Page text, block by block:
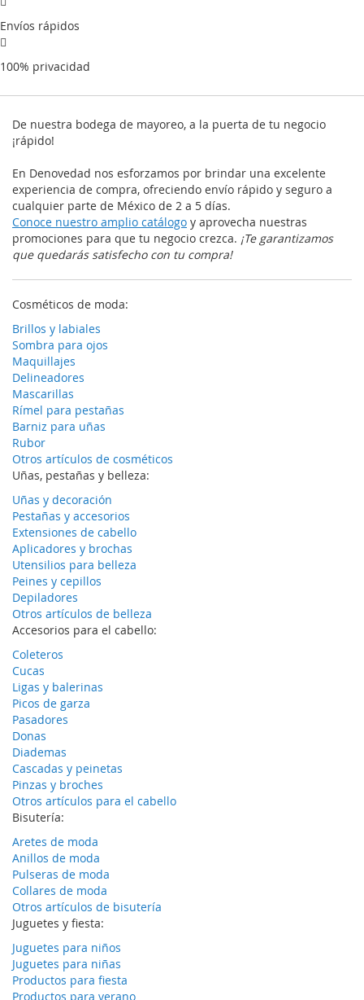
Envíos rápidos
100% privacidad
De nuestra bodega de mayoreo, a la puerta de tu negocio
¡rápido!
En Denovedad nos esforzamos por brindar una excelente
experiencia de compra, ofreciendo envío rápido y seguro a
cualquier parte de México de 2 a 5 días.
Conoce nuestro amplio catálogo y aprovecha nuestras
promociones para que tu negocio crezca. ¡Te garantizamos
que quedarás satisfecho con tu compra!
Cosméticos de moda:
Brillos y labiales
Sombra para ojos
Maquillajes
Delineadores
Mascarillas
Rímel para pestañas
Barniz para uñas
Rubor
Otros artículos de cosméticos
Uñas, pestañas y belleza:
Uñas y decoración
Pestañas y accesorios
Extensiones de cabello
Aplicadores y brochas
Utensilios para belleza
Peines y cepillos
Depiladores
Otros artículos de belleza
Accesorios para el cabello:
Coleteros
Cucas
Ligas y balerinas
Picos de garza
Pasadores
Donas
Diademas
Cascadas y peinetas
Pinzas y broches
Otros artículos para el cabello
Bisutería:
Aretes de moda
Anillos de moda
Pulseras de moda
Collares de moda
Otros artículos de bisutería
Juguetes y fiesta:
Juguetes para niños
Juguetes para niñas
Productos para fiesta
Productos para verano